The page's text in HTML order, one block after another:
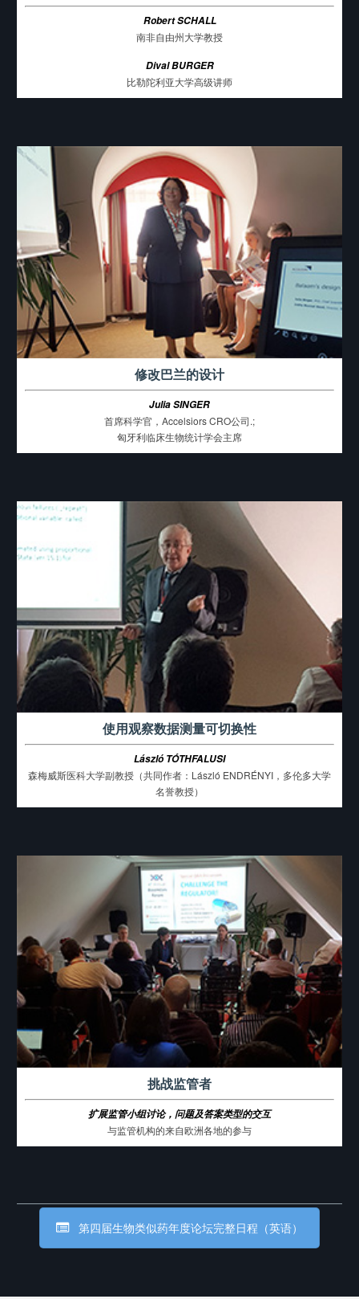
Robert SCHALL
南非自由州大学教授
Dival BURGER
比勒陀利亚大学高级讲师
修改巴兰的设计
Julia SINGER
首席科学官，Accelsiors CRO公司.;
匈牙利临床生物统计学会主席
使用观察数据测量可切换性
László TÓTHFALUSI
森梅威斯医科大学副教授（共同作者：László ENDRÉNYI，多伦多大学
名誉教授）
挑战监管者
扩展监管小组讨论，问题及答案类型的交互
与监管机构的来自欧洲各地的参与
第四届生物类似药年度论坛完整日程（英语）